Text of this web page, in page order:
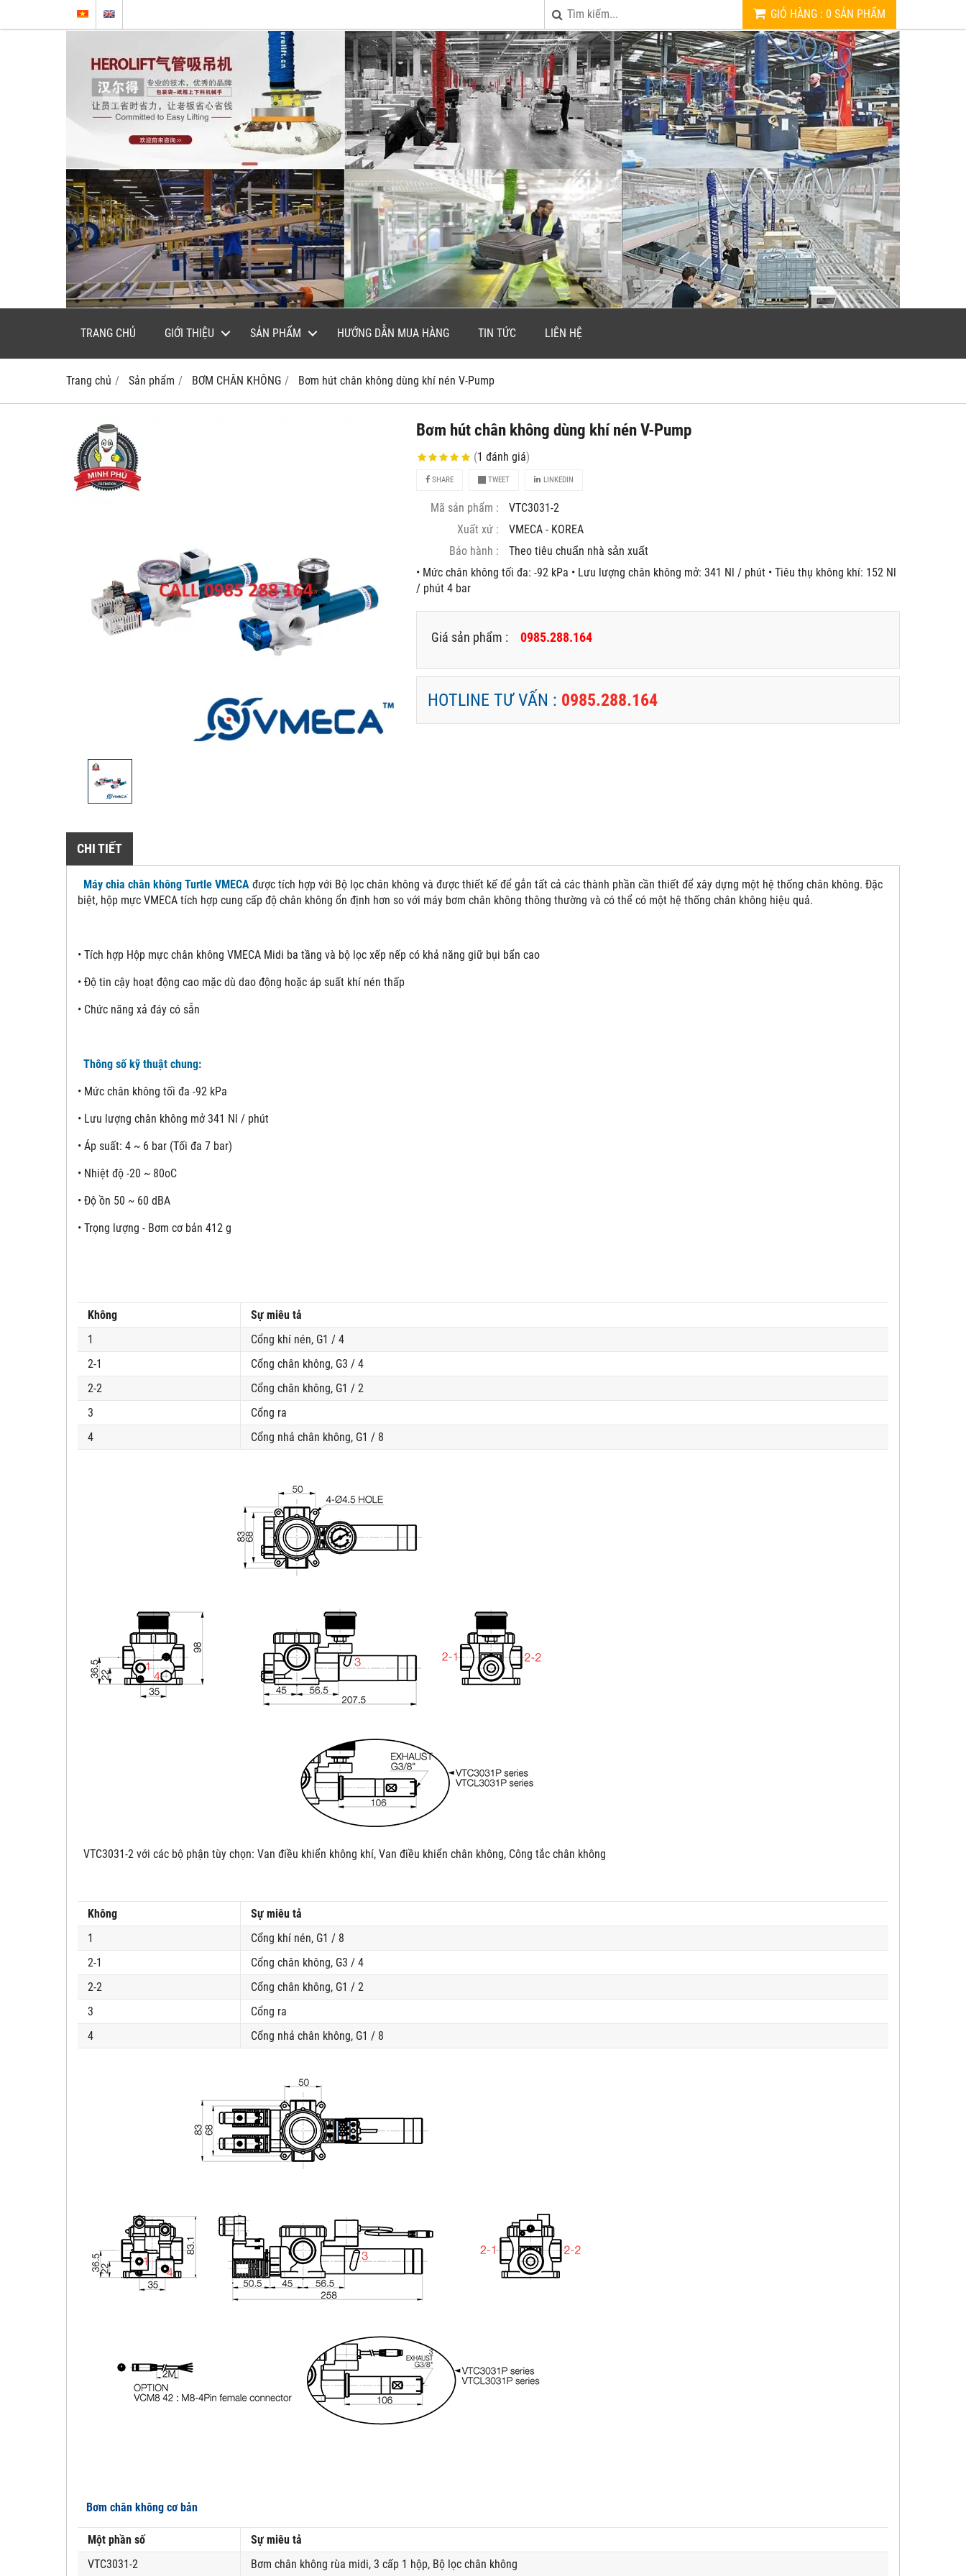
GIỎ HÀNG : 0 SẢN PHẨM
TRANG CHỦ GIỚI THIỆU SẢN PHẨM HƯỚNG DẪN MUA HÀNG TIN TỨC LIÊN HỆ
Trang chủ Sản phẩm BƠM CHÂN KHÔNG Bơm hút chân không dùng khí nén V-Pump
Bơm hút chân không dùng khí nén V-Pump
(1đánh giá)
SHARE TWEET LINKEDIN
Mã sản phẩm :
VTC3031-2
Xuất xứ :
VMECA - KOREA
Bảo hành :
Theo tiêu chuẩn nhà sản xuất
• Mức chân không tối đa: -92 kPa • Lưu lượng chân không mở: 341 Nl / phút • Tiêu thụ không khí: 152 Nl
/ phút 4 bar
Giá sản phẩm : 0985.288.164
HOTLINE TƯ VẤN : 0985.288.164
CHI TIẾT
Máy chia chân không Turtle VMECA được tích hợp với Bộ lọc chân không và được thiết kế để gắn tất cả các thành phần cần thiết để xây dựng một hệ thống chân không. Đặc
biệt, hộp mực VMECA tích hợp cung cấp độ chân không ổn định hơn so với máy bơm chân không thông thường và có thể có một hệ thống chân không hiệu quả.
• Tích hợp Hộp mực chân không VMECA Midi ba tầng và bộ lọc xếp nếp có khả năng giữ bụi bẩn cao
• Độ tin cậy hoạt động cao mặc dù dao động hoặc áp suất khí nén thấp
• Chức năng xả đáy có sẵn
Thông số kỹ thuật chung:
• Mức chân không tối đa -92 kPa
• Lưu lượng chân không mở 341 Nl / phút
• Áp suất: 4 ~ 6 bar (Tối đa 7 bar)
• Nhiệt độ -20 ~ 80oC
• Độ ồn 50 ~ 60 dBA
• Trọng lượng - Bơm cơ bản 412 g
Không
Sự miêu tả
1
Cổng khí nén, G1 / 4
2-1
Cổng chân không, G3 / 4
2-2
Cổng chân không, G1 / 2
3
Cổng ra
4
Cổng nhả chân không, G1 / 8
VTC3031-2 với các bộ phận tùy chọn: Van điều khiển không khí, Van điều khiển chân không, Công tắc chân không
Không
Sự miêu tả
1
Cổng khí nén, G1 / 8
2-1
Cổng chân không, G3 / 4
2-2
Cổng chân không, G1 / 2
3
Cổng ra
4
Cổng nhả chân không, G1 / 8
Bơm chân không cơ bản
Một phần số
Sự miêu tả
VTC3031-2
Bơm chân không rùa midi, 3 cấp 1 hộp, Bộ lọc chân không